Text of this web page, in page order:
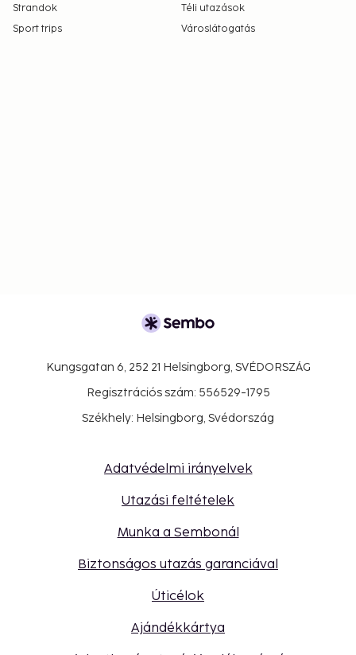
Strandok
Téli utazások
Sport trips
Városlátogatás
Kungsgatan 6, 252 21 Helsingborg, SVÉDORSZÁG
Regisztrációs szám: 556529-1795
Székhely: Helsingborg, Svédország
Adatvédelmi irányelvek
Utazási feltételek
Munka a Sembonál
Biztonságos utazás garanciával
Úticélok
Ajándékkártya